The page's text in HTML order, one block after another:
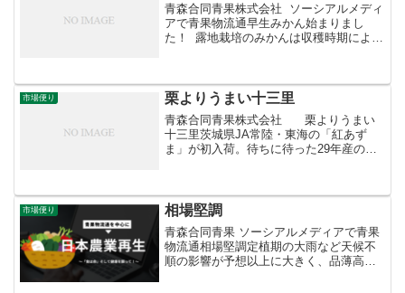
青森合同青果株式会社 ソーシアルメディ
アで青果物流通早生みかん始まりまし
た！ 露地栽培のみかんは収穫時期によっ
ートするのが早生...
市場便り 栗よりうまい十三里
青森合同青果株式会社 栗よりうまい
十三里茨城県JA常陸・東海の「紅あず
ま」が初入荷。待ちに待った29年産の新
質系。青森では根強い人気があります。
喉つまりしないよう...
市場便り 相場堅調
青森合同青果 ソーシアルメディアで青果
物流通相場堅調定植期の大雨など天候不
順の影響が予想以上に大きく、品薄高が